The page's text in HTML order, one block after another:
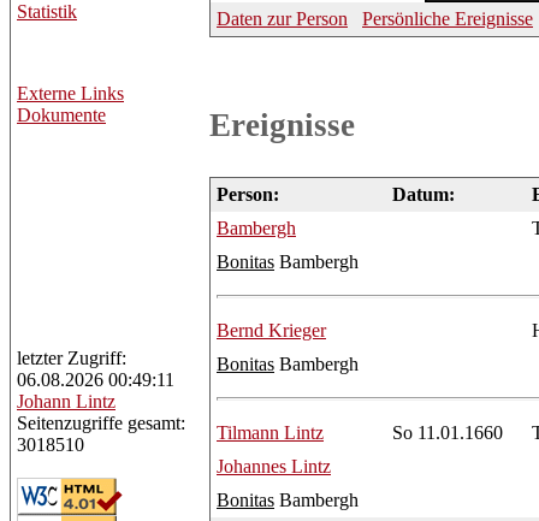
Statistik
Externe Links
Dokumente
Daten zur Person Persönliche Ereignisse
Ereignisse
Person: Datum:
Bambergh
Bonitas Bambergh
Bernd Krieger
Bonitas Bambergh
Tilmann Lintz So 11.01.1660
Johannes Lintz
Bonitas Bambergh
letzter Zugriff:
06.08.2026 00:49:11
Johann Lintz
Seitenzugriffe gesamt:
3018510